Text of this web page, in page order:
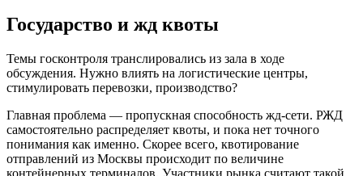
Государство и жд квоты
Темы госконтроля транслировались из зала в ходе
обсуждения. Нужно влиять на логистические центры,
стимулировать перевозки, производство?
Главная проблема — пропускная способность жд-сети. РЖД
самостоятельно распределяет квоты, и пока нет точного
понимания как именно. Скорее всего, квотирование
отправлений из Москвы происходит по величине